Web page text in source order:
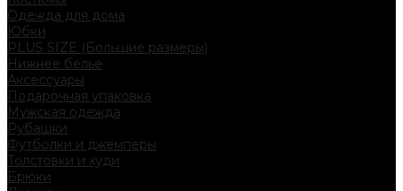
Одежда для дома
Юбки
PLUS SIZE (Большие размеры)
Нижнее белье
Аксессуары
Подарочная упаковка
Мужская одежда
Рубашки
Футболки и джемперы
Толстовки и худи
Брюки